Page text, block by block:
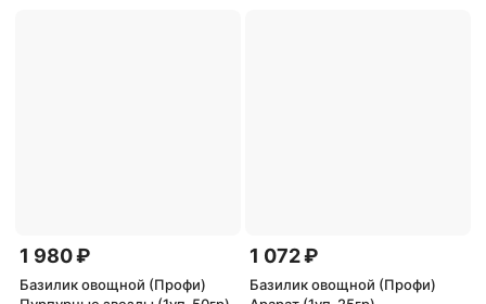
1 980 ₽
Базилик овощной (Профи)
1 072 ₽
Базилик овощной (Профи)